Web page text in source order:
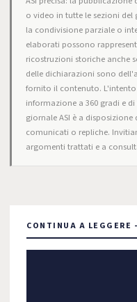
o video in tutte le sezioni
la condivisione parziale o
elaborati possono
ricostruzioni storiche anche
delle dichiarazioni sono
fornito il contenuto.
informazione a 360 gradi e
giornale ASI è a
comunicati o repliche.
argomenti trattati e a
CONTINUA A